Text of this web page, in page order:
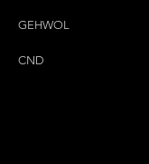
GEHWOL
CND